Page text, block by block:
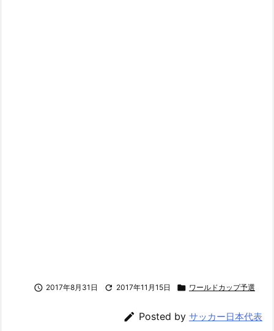
 2017年8月31日  2017年11月15日  ワールドカップ予選
 Posted by サッカー日本代表